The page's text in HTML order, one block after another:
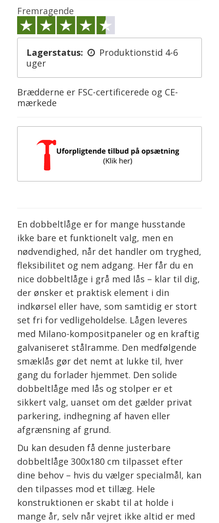
Fremragende
Lagerstatus:
Produktionstid 4-6
uger
Brædderne er FSC-certificerede og CE-
mærkede
En dobbeltlåge er for mange husstande
ikke bare et funktionelt valg, men en
nødvendighed, når det handler om tryghed,
fleksibilitet og nem adgang. Her får du en
nice dobbeltlåge i grå med lås – klar til dig,
der ønsker et praktisk element i din
indkørsel eller have, som samtidig er stort
set fri for vedligeholdelse. Lågen leveres
med Milano-kompositpaneler og en kraftig
galvaniseret stålramme. Den medfølgende
smæklås gør det nemt at lukke til, hver
gang du forlader hjemmet. Den solide
dobbeltlåge med lås og stolper er et
sikkert valg, uanset om det gælder privat
parkering, indhegning af haven eller
afgrænsning af grund.
Du kan desuden få denne justerbare
dobbeltlåge 300x180 cm tilpasset efter
dine behov – hvis du vælger specialmål, kan
den tilpasses mod et tillæg. Hele
konstruktionen er skabt til at holde i
mange år, selv når vejret ikke altid er med